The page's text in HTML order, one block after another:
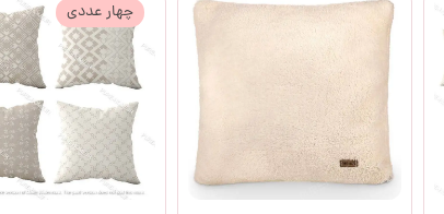
چهار عددی